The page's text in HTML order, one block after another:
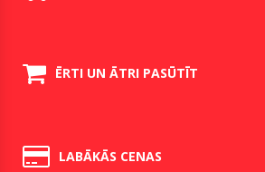
ĒRTI UN ĀTRI PASŪTĪT
LABĀKĀS CENAS